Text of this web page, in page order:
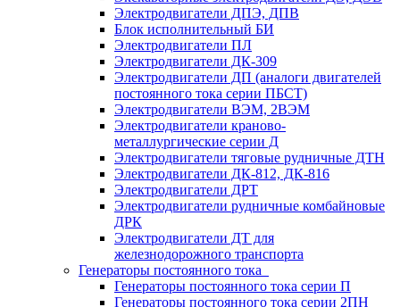
Электродвигатели ДПЭ, ДПВ
Блок исполнительный БИ
Электродвигатели ПЛ
Электродвигатели ДК-309
Электродвигатели ДП (аналоги двигателей
постоянного тока серии ПБСТ)
Электродвигатели ВЭМ, 2ВЭМ
Электродвигатели краново-
металлургические серии Д
Электродвигатели тяговые рудничные ДТН
Электродвигатели ДК-812, ДК-816
Электродвигатели ДРТ
Электродвигатели рудничные комбайновые
ДРК
Электродвигатели ДТ для
железнодорожного транспорта
Генераторы постоянного тока
Генераторы постоянного тока серии П
Генераторы постоянного тока серии 2ПН